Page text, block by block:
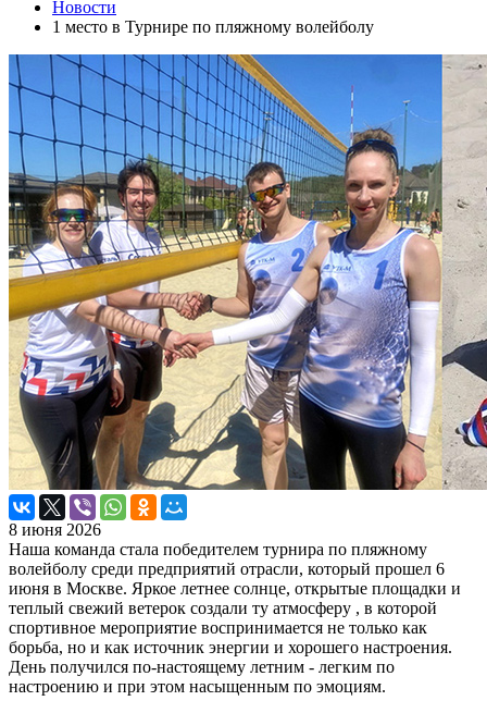
Новости
1 место в Турнире по пляжному волейболу
8 июня 2026
Наша команда стала победителем турнира по пляжному
волейболу среди предприятий отрасли, который прошел 6
июня в Москве. Яркое летнее солнце, открытые площадки и
теплый свежий ветерок создали ту атмосферу , в которой
спортивное мероприятие воспринимается не только как
борьба, но и как источник энергии и хорошего настроения.
День получился по-настоящему летним - легким по
настроению и при этом насыщенным по эмоциям.